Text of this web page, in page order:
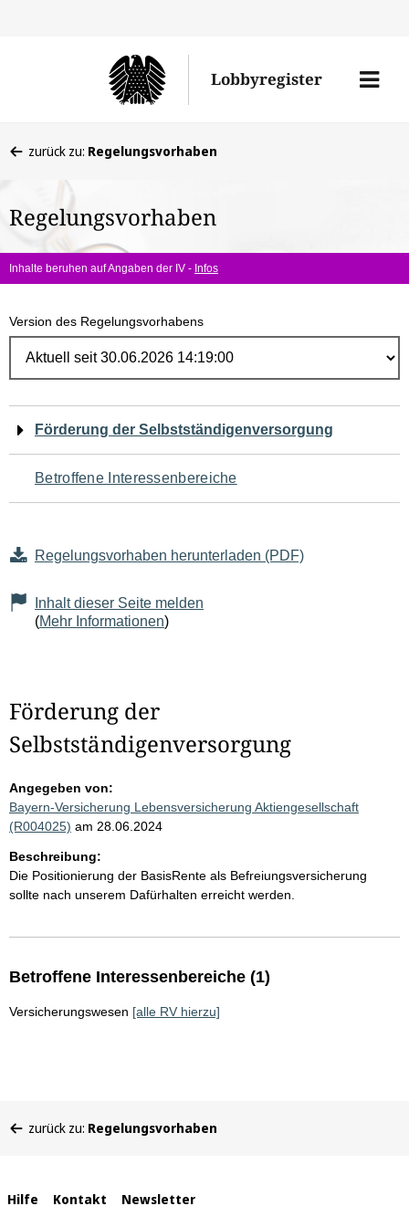
Lobbyregister
Menü
befinden
hier:
zurück zu: Regelungsvorhaben
Regelungsvorhaben
Inhalte beruhen auf Angaben der IV - Infos
Version des Regelungsvorhabens
Navigation
für
den
Seiteninhalt
Förderung der Selbstständigenversorgung
Betroffene Interessenbereiche
Regelungsvorhaben herunterladen (PDF)
Inhalt dieser Seite melden
(Mehr Informationen)
Förderung der
Selbstständigenversorgung
Angegeben von:
Bayern-Versicherung Lebensversicherung Aktiengesellschaft
(R004025) am 28.06.2024
Beschreibung:
Die Positionierung der BasisRente als Befreiungsversicherung
sollte nach unserem Dafürhalten erreicht werden.
Betroffene Interessenbereiche (1)
Versicherungswesen [alle RV hierzu]
befinden
zurück zu: Regelungsvorhaben
Interne
Hilfe Kontakt Newsletter